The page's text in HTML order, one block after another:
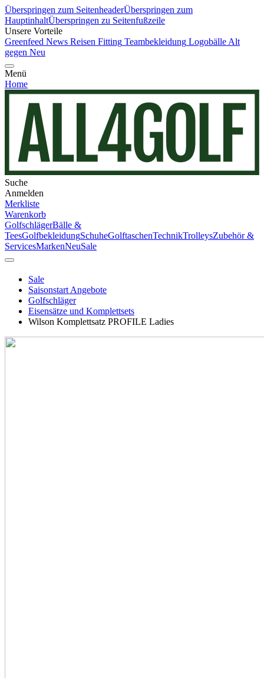
Überspringen zum SeitenheaderÜberspringen zum
HauptinhaltÜberspringen zu Seitenfußzeile
Unsere Vorteile
Greenfeed News Reisen Fitting Teambekleidung Logobälle Alt
gegen Neu
Menü
Home
Suche
Anmelden
Merkliste
Warenkorb
GolfschlägerBälle &
TeesGolfbekleidungSchuheGolftaschenTechnikTrolleysZubehör &
ServicesMarkenNeuSale
Sale
Saisonstart Angebote
Golfschläger
Eisensätze und Komplettsets
Wilson Komplettsatz PROFILE Ladies